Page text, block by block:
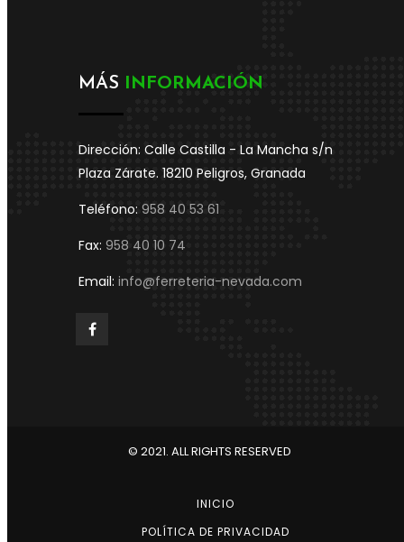
MÁS INFORMACIÓN
Dirección: Calle Castilla - La Mancha s/n
Plaza Zárate. 18210 Peligros, Granada
Teléfono: 958 40 53 61
Fax: 958 40 10 74
Email: info@ferreteria-nevada.com
© 2021. ALL RIGHTS RESERVED
INICIO
POLÍTICA DE PRIVACIDAD